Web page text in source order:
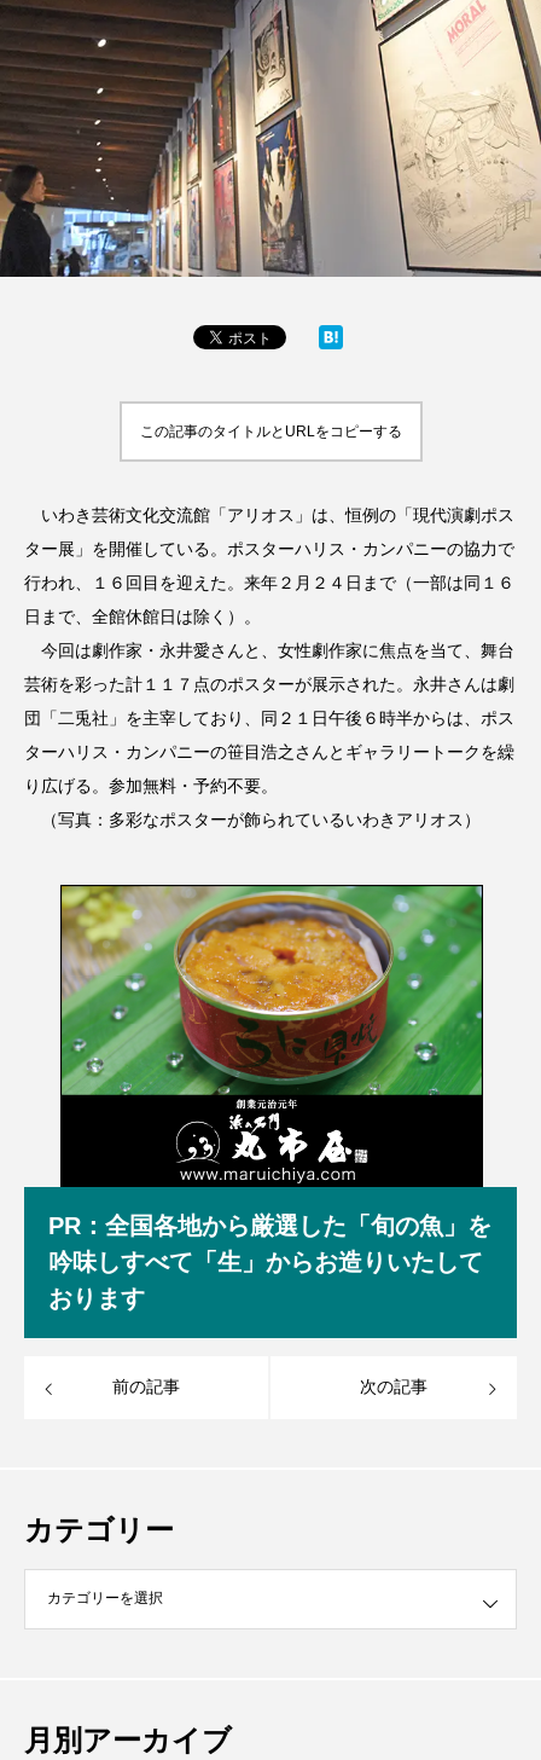
この記事のタイトルとURLをコピーする
いわき芸術文化交流館「アリオス」は、恒例の「現代演劇ポス
ター展」を開催している。ポスターハリス・カンパニーの協力で
行われ、１６回目を迎えた。来年２月２４日まで（一部は同１６
日まで、全館休館日は除く）。
今回は劇作家・永井愛さんと、女性劇作家に焦点を当て、舞台
芸術を彩った計１１７点のポスターが展示された。永井さんは劇
団「二兎社」を主宰しており、同２１日午後６時半からは、ポス
ターハリス・カンパニーの笹目浩之さんとギャラリートークを繰
り広げる。参加無料・予約不要。
（写真：多彩なポスターが飾られているいわきアリオス）
PR：全国各地から厳選した「旬の魚」を
吟味しすべて「生」からお造りいたして
おります
前の記事 次の記事
カテゴリー
月別アーカイブ